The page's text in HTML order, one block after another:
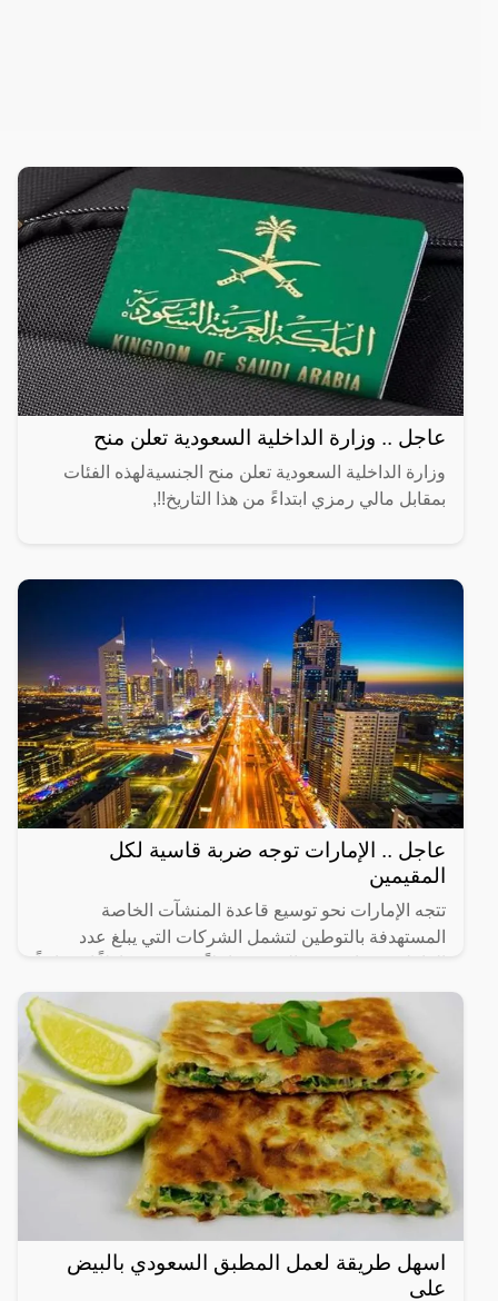
عاجل .. وزارة الداخلية السعودية تعلن منح
وزارة الداخلية السعودية تعلن منح الجنسيةلهذه الفئات
بمقابل مالي رمزي ابتداءً من هذا التاريخ!!,
عاجل .. الإمارات توجه ضربة قاسية لكل
المقيمين
تتجه الإمارات نحو توسيع قاعدة المنشآت الخاصة
المستهدفة بالتوطين لتشمل الشركات التي يبلغ عدد
رئيساً تم
اسهل طريقة لعمل المطبق السعودي بالبيض
على